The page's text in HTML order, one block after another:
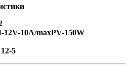
12V-10A/maxPV-150W
5